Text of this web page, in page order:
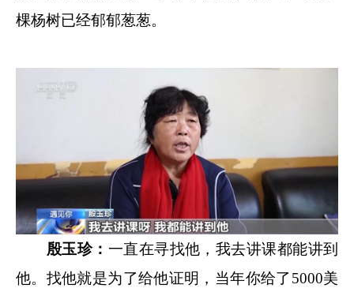
棵杨树已经郁郁葱葱。
殷玉珍： 一直在寻找他，我去讲课都能讲到
他。找他就是为了给他证明，当年你给了5000美